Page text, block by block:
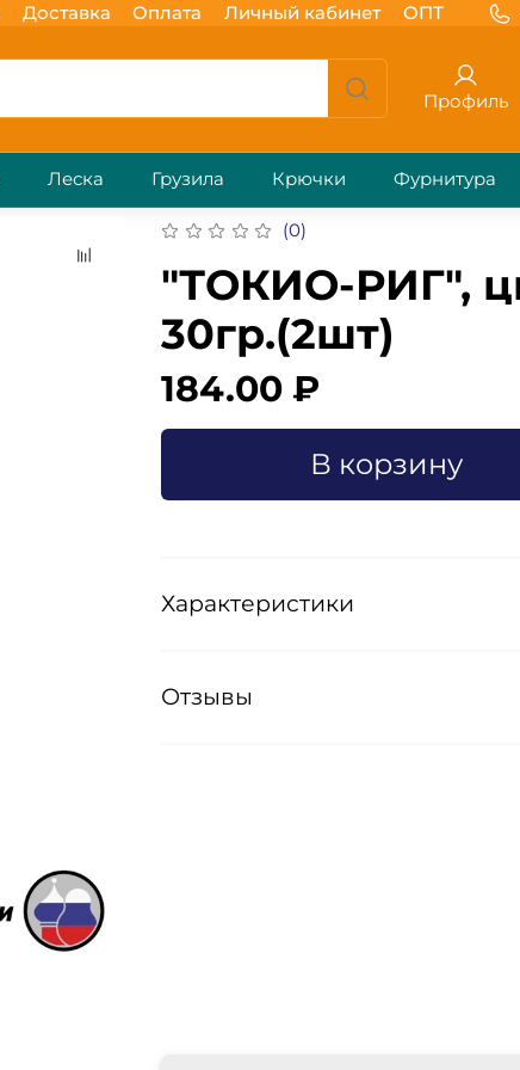
Доставка Оплата Личный кабинет ОПТ
Профиль
Леска Грузила Крючки Фурнитура
(0)
"ТОКИО-РИГ",
30гр.(2шт)
184.00 ₽
В корзину
Характеристики
Отзывы